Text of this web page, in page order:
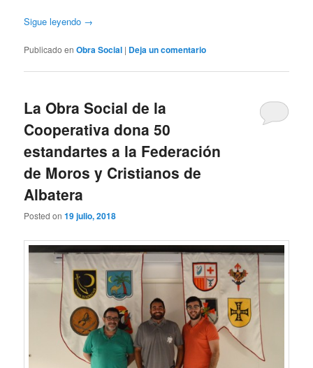
Sigue leyendo →
Publicado en Obra Social | Deja un comentario
La Obra Social de la
Cooperativa dona 50
estandartes a la Federación
de Moros y Cristianos de
Albatera
Posted on19 julio, 2018